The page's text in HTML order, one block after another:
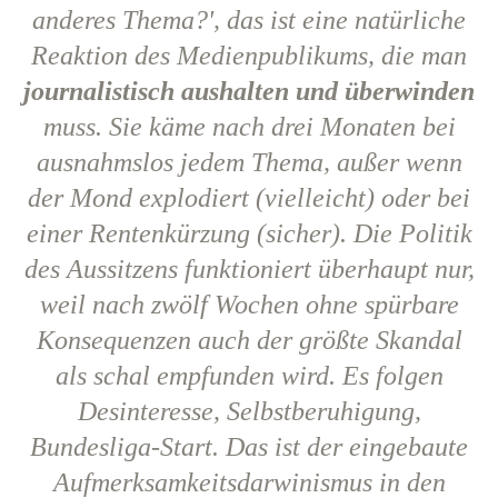
anderes Thema?', das ist eine natürliche
Reaktion des Medienpublikums, die man
journalistisch aushalten und überwinden
muss. Sie käme nach drei Monaten bei
ausnahmslos jedem Thema, außer wenn
der Mond explodiert (vielleicht) oder bei
einer Rentenkürzung (sicher). Die Politik
des Aussitzens funktioniert überhaupt nur,
weil nach zwölf Wochen ohne spürbare
Konsequenzen auch der größte Skandal
als schal empfunden wird. Es folgen
Desinteresse, Selbstberuhigung,
Bundesliga-Start. Das ist der eingebaute
Aufmerksamkeitsdarwinismus in den